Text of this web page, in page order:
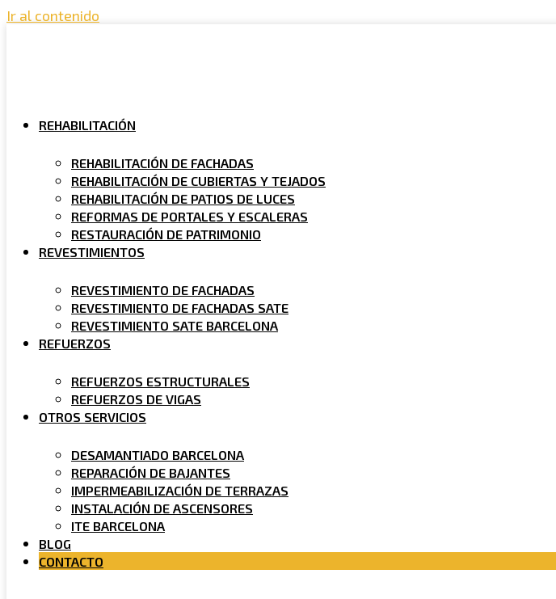
Ir al contenido
REHABILITACIÓN
REHABILITACIÓN DE FACHADAS
REHABILITACIÓN DE CUBIERTAS Y TEJADOS
REHABILITACIÓN DE PATIOS DE LUCES
REFORMAS DE PORTALES Y ESCALERAS
RESTAURACIÓN DE PATRIMONIO
REVESTIMIENTOS
REVESTIMIENTO DE FACHADAS
REVESTIMIENTO DE FACHADAS SATE
REVESTIMIENTO SATE BARCELONA
REFUERZOS
REFUERZOS ESTRUCTURALES
REFUERZOS DE VIGAS
OTROS SERVICIOS
DESAMANTIADO BARCELONA
REPARACIÓN DE BAJANTES
IMPERMEABILIZACIÓN DE TERRAZAS
INSTALACIÓN DE ASCENSORES
ITE BARCELONA
BLOG
CONTACTO